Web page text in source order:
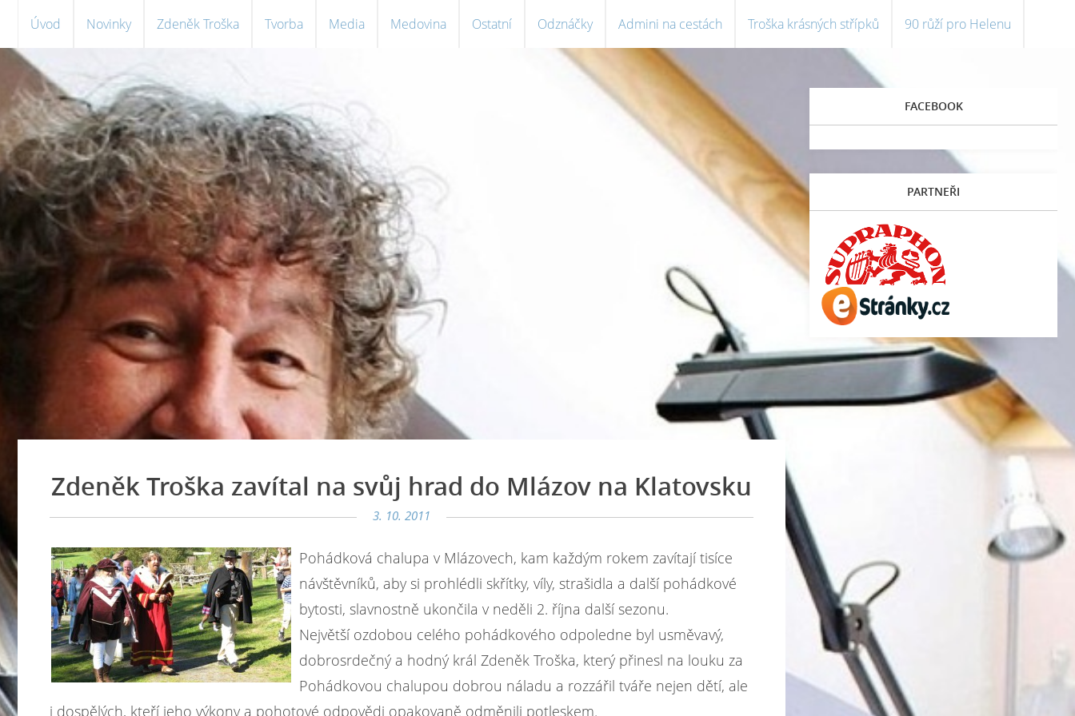
Úvod Novinky Zdeněk Troška Tvorba Media Medovina Ostatní Odznáčky Admini na cestách Troška krásných střípků 90 růží pro Helenu
Zdeněk Troška zavítal na svůj hrad do Mlázov na Klatovsku
3. 10. 2011
Pohádková chalupa v Mlázovech, kam každým rokem zavítají tisíce
návštěvníků, aby si prohlédli skřítky, víly, strašidla a další pohádkové
bytosti, slavnostně ukončila v neděli 2. října další sezonu.
Největší ozdobou celého pohádkového odpoledne byl usměvavý,
dobrosrdečný a hodný král Zdeněk Troška, který přinesl na louku za
Pohádkovou chalupou dobrou náladu a rozzářil tváře nejen dětí, ale
i dospělých, kteří jeho výkony a pohotové odpovědi opakovaně odměnili potleskem.
FACEBOOK
PARTNEŘI